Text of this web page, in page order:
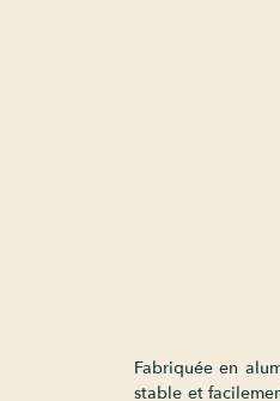
Fabriquée en
stable et